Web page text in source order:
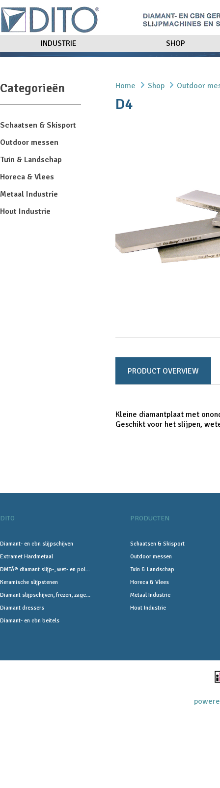
INDUSTRIE SHOP
Categorieën
Schaatsen & Skisport
Outdoor messen
Tuin & Landschap
Horeca & Vlees
Metaal Industrie
Hout Industrie
Home Shop Outdoor
D4
PRODUCT OVERVIEW
Kleine diamantplaat met
Geschikt voor het slijpen,
DITO
Diamant- en cbn slijpschijven
Extramet Hardmetaal
DMTÂ® diamant slijp-, wet- en pol...
Keramische slijpstenen
Diamant slijpschijven, frezen, zage...
Diamant dressers
Diamant- en cbn beitels
PRODUCTEN
Schaatsen & Skisport
Outdoor messen
Tuin & Landschap
Horeca & Vlees
Metaal Industrie
Hout Industrie